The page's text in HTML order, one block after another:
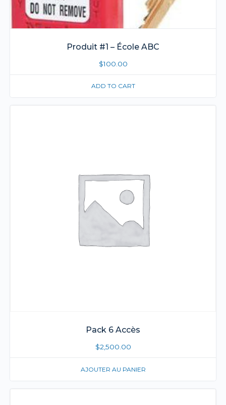
Produit #1 – École ABC
$100.00
ADD TO CART
Pack 6 Accès
$2,500.00
AJOUTER AU PANIER